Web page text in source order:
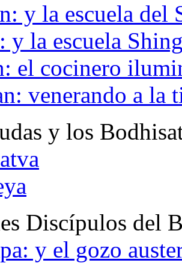
y la escuela del
y la escuela
el cocinero
venerando a la
y los
Discípulos del
y el gozo